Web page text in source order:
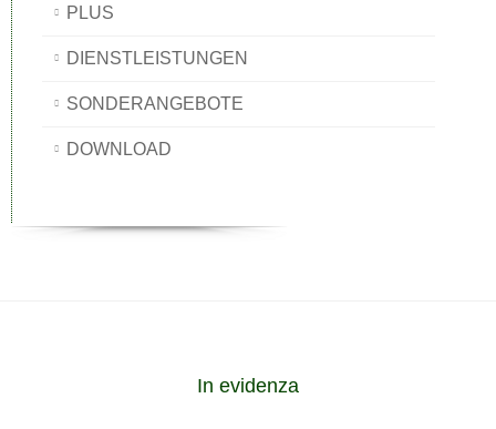
PLUS
DIENSTLEISTUNGEN
SONDERANGEBOTE
DOWNLOAD
In evidenza